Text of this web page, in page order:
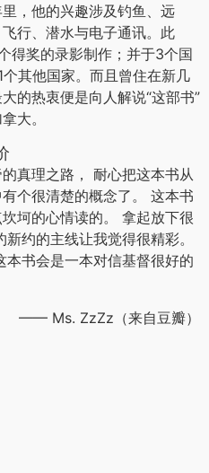
，他的兴趣涉及钓鱼、远
行、潜水与电子通讯。此
得奖的录影制作；并于3个国
其他国家。而且曾住在新几
的热衷便是向人解说“这部书”
大。
真理之路， 耐心把这本书从
个很清楚的概念了。 这本书
坷的心情读的。 拿起放下很
约的主线让我觉得很精彩。
书会是一本对信基督很好的
—— Ms. ZzZz（来自豆瓣）